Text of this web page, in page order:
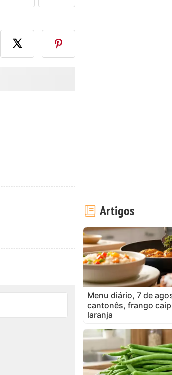
Fez esta
Artigos
Menu diário, 7 de
cantonês, frango
laranja